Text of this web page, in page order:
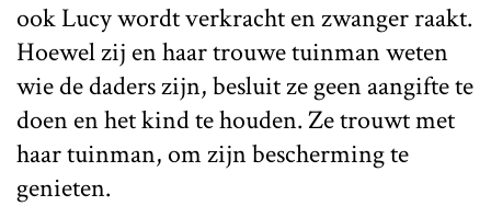
ook Lucy wordt verkracht en zwanger raakt.
Hoewel zij en haar trouwe tuinman weten
wie de daders zijn, besluit ze geen aangifte te
doen en het kind te houden. Ze trouwt met
haar tuinman, om zijn bescherming te
genieten.